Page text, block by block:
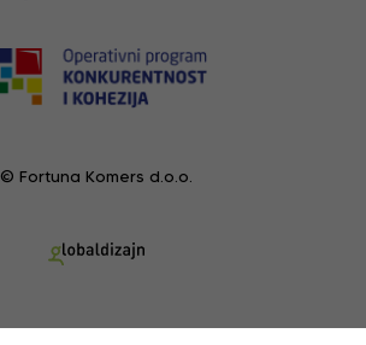
© Fortuna Komers d.o.o.